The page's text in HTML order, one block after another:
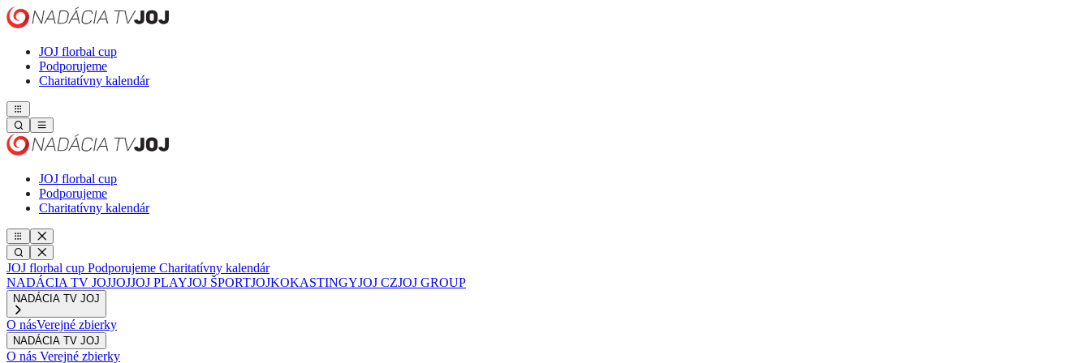
JOJ florbal cup
Podporujeme
Charitatívny kalendár
JOJ florbal cup
Podporujeme
Charitatívny kalendár
JOJ florbal cup Podporujeme Charitatívny kalendár
NADÁCIA TV JOJJOJJOJ PLAYJOJ ŠPORTJOJKOKASTINGYJOJ CZJOJ GROUP
NADÁCIA TV JOJ
O násVerejné zbierky
NADÁCIA TV JOJ
O nás Verejné zbierky